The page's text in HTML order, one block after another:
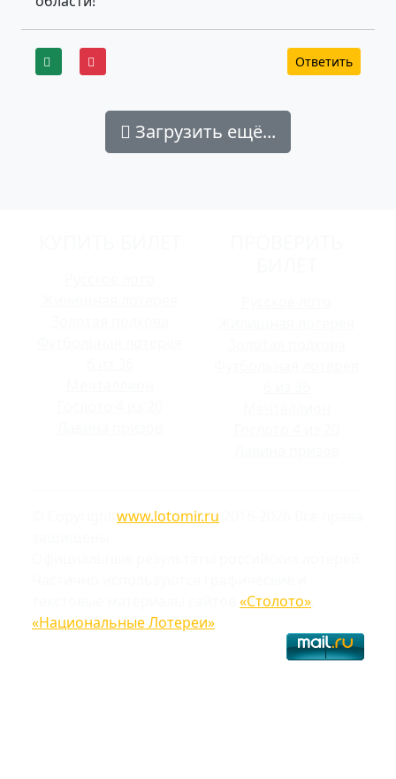
Ответить
Загрузить ещё...
www.lotomir.ru
«Столото»
«Национальные Лотереи»